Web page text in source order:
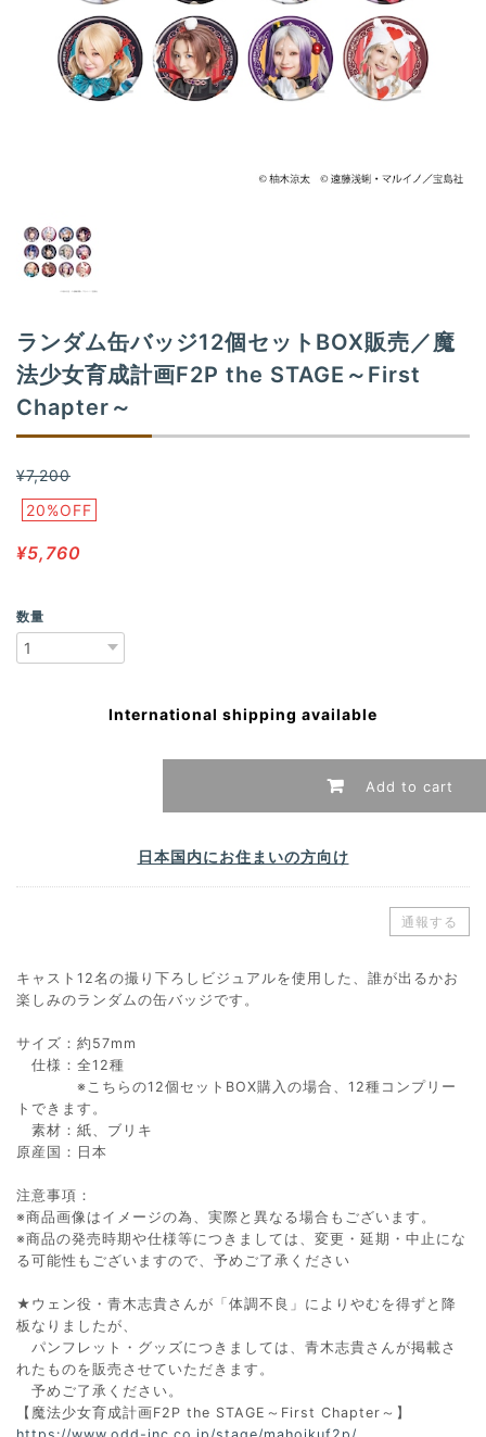
ランダム缶バッジ12個セットBOX販売／魔
法少女育成計画F2P the STAGE～First
Chapter～
¥7,200
20%OFF
¥5,760
数量
International shipping available
Add to cart
日本国内にお住まいの方向け
通報する
キャスト12名の撮り下ろしビジュアルを使用した、誰が出るかお
楽しみのランダムの缶バッジです。
サイズ：約57mm
仕様：全12種
※こちらの12個セットBOX購入の場合、12種コンプリー
トできます。
素材：紙、ブリキ
原産国：日本
注意事項：
※商品画像はイメージの為、実際と異なる場合もございます。
※商品の発売時期や仕様等につきましては、変更・延期・中止にな
る可能性もございますので、予めご了承ください
★ウェン役・青木志貴さんが「体調不良」によりやむを得ずと降
板なりましたが、
パンフレット・グッズにつきましては、青木志貴さんが掲載さ
れたものを販売させていただきます。
予めご了承ください。
【魔法少女育成計画F2P the STAGE～First Chapter～】